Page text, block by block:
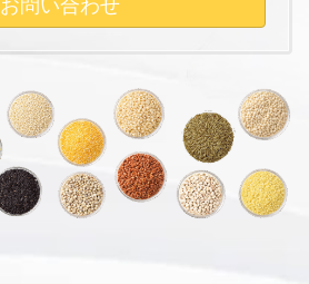
お問い合わせ